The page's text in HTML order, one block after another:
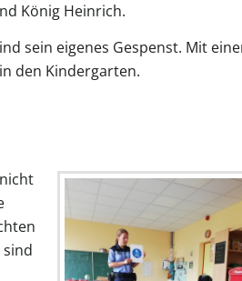
König Heinrich.
sein eigenes Gespenst. Mit
den Kindergarten.